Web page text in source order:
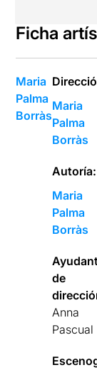
Ficha
Maria
Palma
Borràs
Maria
Palma
Borràs
Autoría:
Maria
Palma
Borràs
de
Anna
Pascual